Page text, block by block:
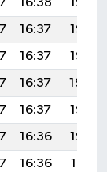
16:38
19:56
16:37
19:55
16:37
19:55
16:37
19:54
16:37
19:53
16:36
19:52
16:36
19:51